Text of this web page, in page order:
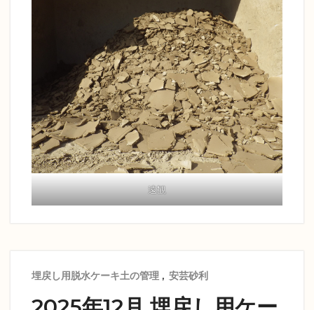
遠観
埋戻し用脱水ケーキ土の管理 , 安芸砂利